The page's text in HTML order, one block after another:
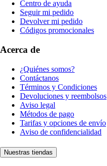
Centro de ayuda
Seguir mi pedido
Devolver mi pedido
Códigos promocionales
Acerca de
¿Quiénes somos?
Contáctanos
Términos y Condiciones
Devoluciones y reembolsos
Aviso legal
Métodos de pago
Tarifas y opciones de envío
Aviso de confidencialidad
Nuestras tiendas